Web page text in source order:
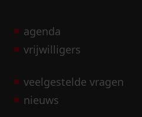
agenda
vrijwilligers
veelgestelde vragen
nieuws